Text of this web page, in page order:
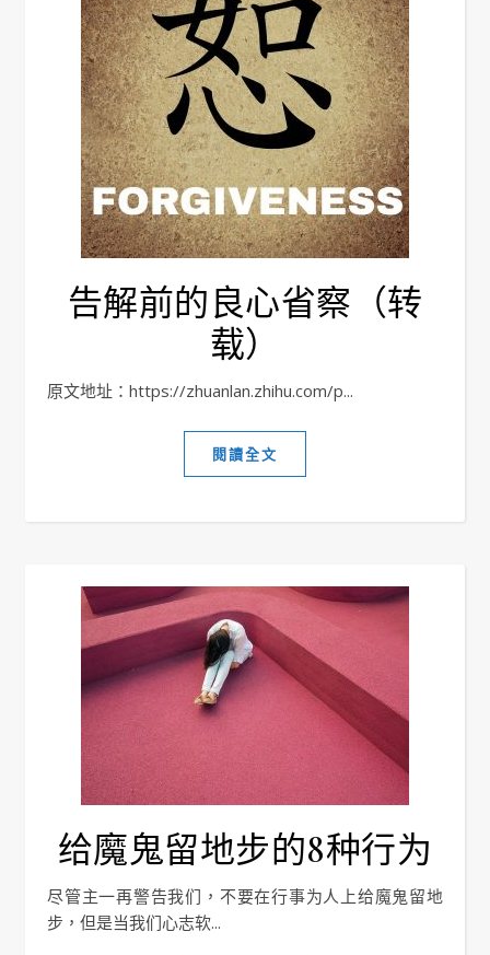
告解前的良心省察（转
载）
原文地址：https://zhuanlan.zhihu.com/p...
閱讀全文
给魔鬼留地步的8种行为
尽管主一再警告我们，不要在行事为人上给魔鬼留地
步，但是当我们心志软...